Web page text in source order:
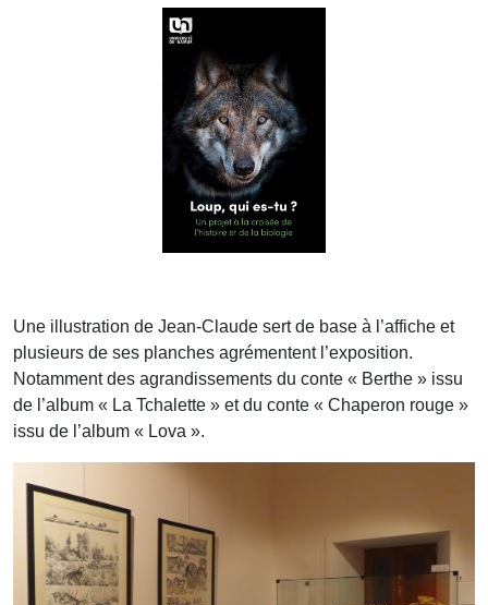
Une illustration de Jean-Claude sert de base à l’affiche et
plusieurs de ses planches agrémentent l’exposition.
Notamment des agrandissements du conte « Berthe » issu
de l’album « La Tchalette » et du conte « Chaperon rouge »
issu de l’album « Lova ».